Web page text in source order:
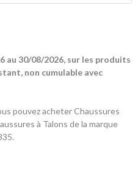
au 30/08/2026, sur les produits
non cumulable avec
pouvez acheter Chaussures
à Talons de la marque